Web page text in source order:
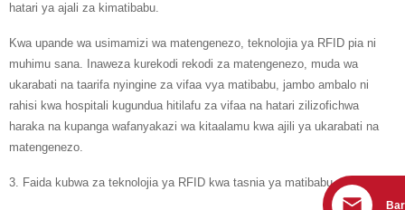
hatari ya ajali za kimatibabu.
Kwa upande wa usimamizi wa matengenezo, teknolojia ya RFID pia ni
muhimu sana. Inaweza kurekodi rekodi za matengenezo, muda wa
ukarabati na taarifa nyingine za vifaa vya matibabu, jambo ambalo ni
rahisi kwa hospitali kugundua hitilafu za vifaa na hatari zilizofichwa
haraka na kupanga wafanyakazi wa kitaalamu kwa ajili ya ukarabati na
matengenezo.
3. Faida kubwa za teknolojia ya RFID kwa tasnia ya matibabu